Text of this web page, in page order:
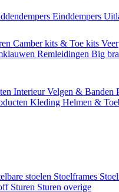
Einddempers
Camber kits & Toe kits
Remleidingen Big
InterieurVelgen & Banden
Kleding Helmen &
stoelen Stoelframes
Sturen Sturen overige